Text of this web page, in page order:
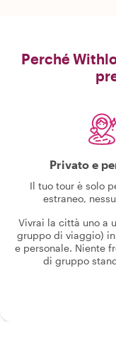
Perché
Privato e
Il tuo tour è solo
estraneo,
Vivrai la città uno a
gruppo di viaggio)
e personale. Niente
di gruppo